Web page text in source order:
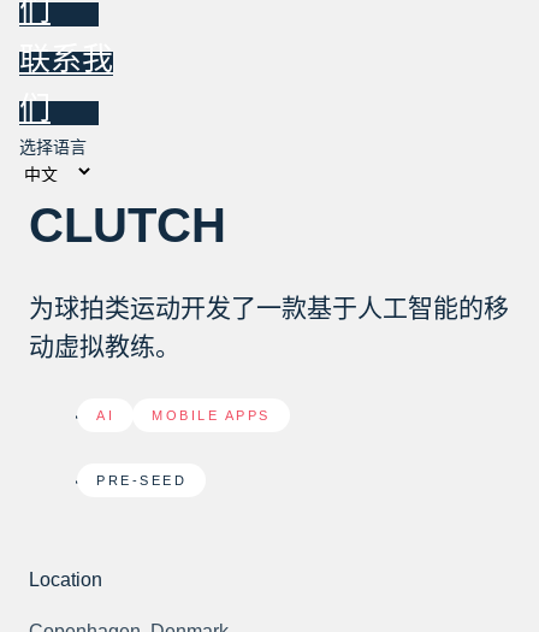
们
联系我
们
选择语言
CLUTCH
为球拍类运动开发了一款基于人工智能的移
动虚拟教练。
AI MOBILE APPS
PRE-SEED
Location